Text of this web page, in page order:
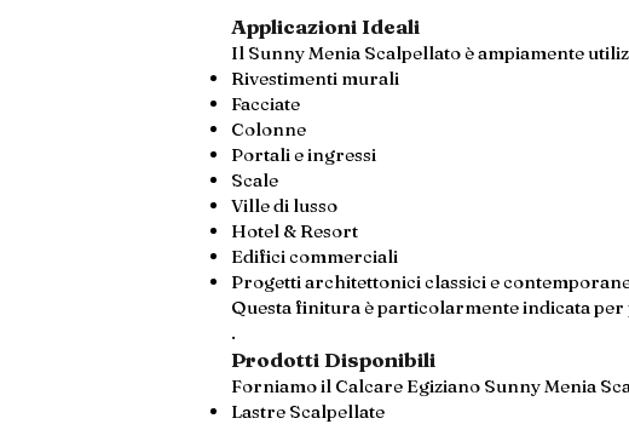
Applicazioni Ideali
Il Sunny Menia Scalpellato è ampiamente
Rivestimenti murali
Facciate
Colonne
Portali e ingressi
Scale
Ville di lusso
Hotel & Resort
Edifici commerciali
Progetti architettonici classici e
Questa finitura è particolarmente indicata
.
Prodotti Disponibili
Forniamo il Calcare Egiziano Sunny Menia
Lastre Scalpellate